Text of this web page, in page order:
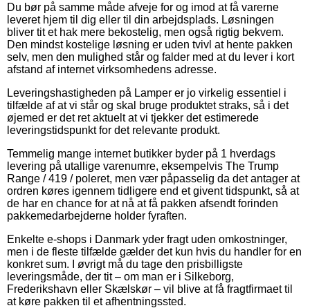
Du bør på samme måde afveje for og imod at få varerne
leveret hjem til dig eller til din arbejdsplads. Løsningen
bliver tit et hak mere bekostelig, men også rigtig bekvem.
Den mindst kostelige løsning er uden tvivl at hente pakken
selv, men den mulighed står og falder med at du lever i kort
afstand af internet virksomhedens adresse.
Leveringshastigheden på Lamper er jo virkelig essentiel i
tilfælde af at vi står og skal bruge produktet straks, så i det
øjemed er det ret aktuelt at vi tjekker det estimerede
leveringstidspunkt for det relevante produkt.
Temmelig mange internet butikker byder på 1 hverdags
levering på utallige varenumre, eksempelvis The Trump
Range / 419 / poleret, men vær påpasselig da det antager at
ordren køres igennem tidligere end et givent tidspunkt, så at
de har en chance for at nå at få pakken afsendt forinden
pakkemedarbejderne holder fyraften.
Enkelte e-shops i Danmark yder fragt uden omkostninger,
men i de fleste tilfælde gælder det kun hvis du handler for en
konkret sum. I øvrigt må du tage den prisbilligste
leveringsmåde, der tit – om man er i Silkeborg,
Frederikshavn eller Skælskør – vil blive at få fragtfirmaet til
at køre pakken til et afhentningssted.